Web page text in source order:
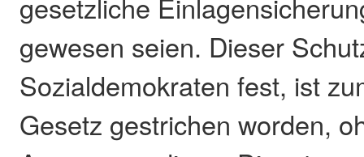
gewesen seien. Dieser
Sozialdemokraten fest, ist
Gesetz gestrichen worden,